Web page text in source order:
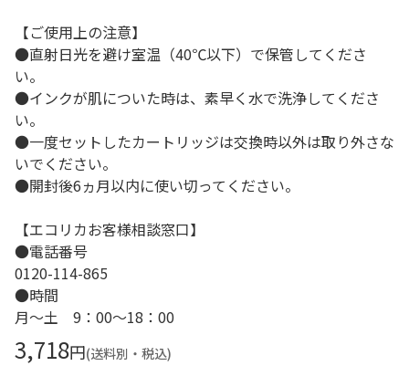
【ご使用上の注意】
●直射日光を避け室温（40℃以下）で保管してくださ
い。
●インクが肌についた時は、素早く水で洗浄してくださ
い。
●一度セットしたカートリッジは交換時以外は取り外さな
いでください。
●開封後6ヵ月以内に使い切ってください。
【エコリカお客様相談窓口】
●電話番号
0120-114-865
●時間
月～土 9：00～18：00
3,718円(送料別・税込)